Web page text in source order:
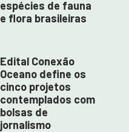
espécies de fauna
e flora brasileiras
Edital Conexão
Oceano define os
cinco projetos
contemplados com
bolsas de
jornalismo